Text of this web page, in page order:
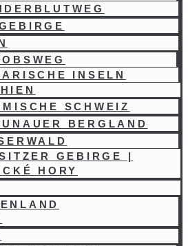
INSELN
SCHWEIZ
BERGLAND
GEBIRGE |
HORY